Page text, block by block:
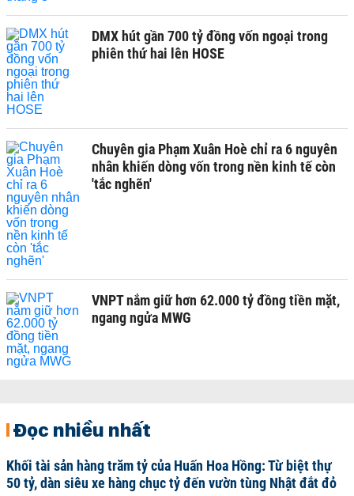
DMX hút gần 700 tỷ đồng vốn ngoại trong
phiên thứ hai lên HOSE
Chuyên gia Phạm Xuân Hoè chỉ ra 6 nguyên
nhân khiến dòng vốn trong nền kinh tế còn
'tắc nghẽn'
VNPT nắm giữ hơn 62.000 tỷ đồng tiền mặt,
ngang ngửa MWG
Đọc nhiều nhất
Khối tài sản hàng trăm tỷ của Huấn Hoa Hồng: Từ biệt thự
50 tỷ, dàn siêu xe hàng chục tỷ đến vườn tùng Nhật đắt đỏ